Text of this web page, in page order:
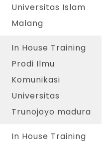
Universitas Islam
Malang
In House Training
Prodi Ilmu
Komunikasi
Universitas
Trunojoyo madura
In House Training